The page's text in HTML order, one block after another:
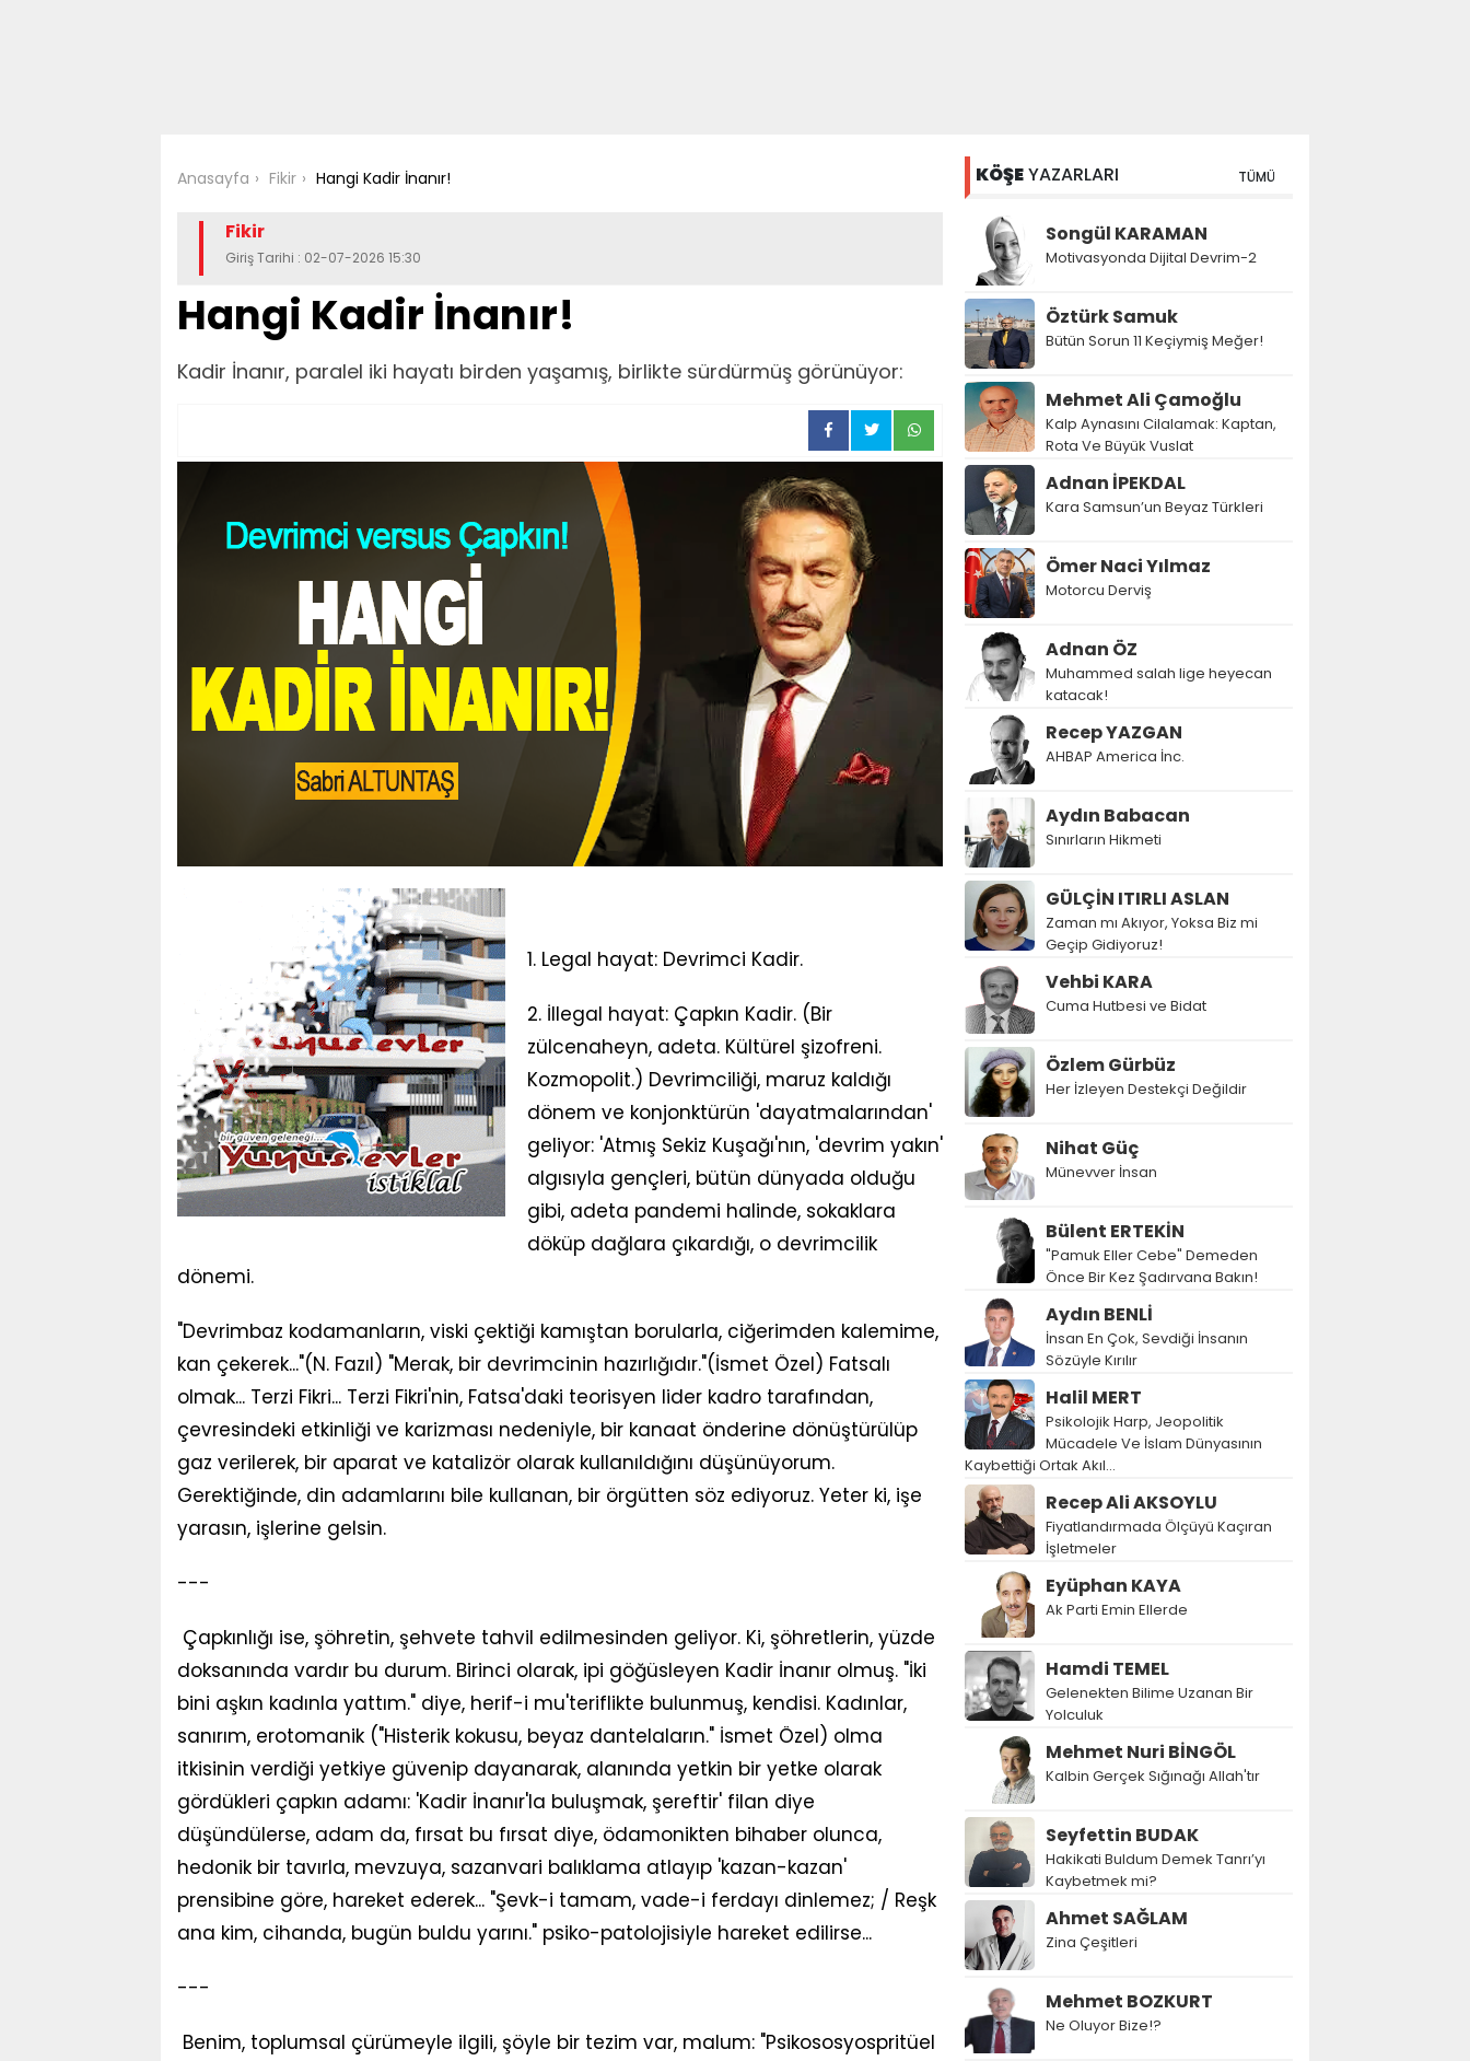
Anasayfa Fikir Hangi Kadir İnanır!
Fikir
Giriş Tarihi : 02-07-2026 15:30
Hangi Kadir İnanır!
Kadir İnanır, paralel iki hayatı birden yaşamış, birlikte sürdürmüş görünüyor:
1. Legal hayat: Devrimci Kadir.
2. İllegal hayat: Çapkın Kadir. (Bir
zülcenaheyn, adeta. Kültürel şizofreni.
Kozmopolit.) Devrimciliği, maruz kaldığı
dönem ve konjonktürün 'dayatmalarından'
geliyor: 'Atmış Sekiz Kuşağı'nın, 'devrim yakın'
algısıyla gençleri, bütün dünyada olduğu
gibi, adeta pandemi halinde, sokaklara
döküp dağlara çıkardığı, o devrimcilik
dönemi.
"Devrimbaz kodamanların, viski çektiği kamıştan borularla, ciğerimden kalemime,
kan çekerek..."(N. Fazıl) "Merak, bir devrimcinin hazırlığıdır."(İsmet Özel) Fatsalı
olmak... Terzi Fikri... Terzi Fikri'nin, Fatsa'daki teorisyen lider kadro tarafından,
çevresindeki etkinliği ve karizması nedeniyle, bir kanaat önderine dönüştürülüp
gaz verilerek, bir aparat ve katalizör olarak kullanıldığını düşünüyorum.
Gerektiğinde, din adamlarını bile kullanan, bir örgütten söz ediyoruz. Yeter ki, işe
yarasın, işlerine gelsin.
---
Çapkınlığı ise, şöhretin, şehvete tahvil edilmesinden geliyor. Ki, şöhretlerin, yüzde
doksanında vardır bu durum. Birinci olarak, ipi göğüsleyen Kadir İnanır olmuş. "İki
bini aşkın kadınla yattım." diye, herif-i mu'teriflikte bulunmuş, kendisi. Kadınlar,
sanırım, erotomanik ("Histerik kokusu, beyaz dantelaların." İsmet Özel) olma
itkisinin verdiği yetkiye güvenip dayanarak, alanında yetkin bir yetke olarak
gördükleri çapkın adamı: 'Kadir İnanır'la buluşmak, şereftir' filan diye
düşündülerse, adam da, fırsat bu fırsat diye, ödamonikten bihaber olunca,
hedonik bir tavırla, mevzuya, sazanvari balıklama atlayıp 'kazan-kazan'
prensibine göre, hareket ederek... "Şevk-i tamam, vade-i ferdayı dinlemez; / Reşk
ana kim, cihanda, bugün buldu yarını." psiko-patolojisiyle hareket edilirse...
---
Benim, toplumsal çürümeyle ilgili, şöyle bir tezim var, malum: "Psikososyospritüel
KÖŞEYAZARLARI TÜMÜ
Songül KARAMAN
Motivasyonda Dijital Devrim-2
Öztürk Samuk
Bütün Sorun 11 Keçiymiş Meğer!
Mehmet Ali Çamoğlu
Kalp Aynasını Cilalamak: Kaptan,
Rota Ve Büyük Vuslat
Adnan İPEKDAL
Kara Samsun’un Beyaz Türkleri
Ömer Naci Yılmaz
Motorcu Derviş
Adnan ÖZ
Muhammed salah lige heyecan
katacak!
Recep YAZGAN
AHBAP America İnc.
Aydın Babacan
Sınırların Hikmeti
GÜLÇİN ITIRLI ASLAN
Zaman mı Akıyor, Yoksa Biz mi
Geçip Gidiyoruz!
Vehbi KARA
Cuma Hutbesi ve Bidat
Özlem Gürbüz
Her İzleyen Destekçi Değildir
Nihat Güç
Münevver İnsan
Bülent ERTEKİN
"Pamuk Eller Cebe" Demeden
Önce Bir Kez Şadırvana Bakın!
Aydın BENLİ
İnsan En Çok, Sevdiği İnsanın
Sözüyle Kırılır
Halil MERT
Psikolojik Harp, Jeopolitik
Mücadele Ve İslam Dünyasının
Kaybettiği Ortak Akıl…
Recep Ali AKSOYLU
Fiyatlandırmada Ölçüyü Kaçıran
İşletmeler
Eyüphan KAYA
Ak Parti Emin Ellerde
Hamdi TEMEL
Gelenekten Bilime Uzanan Bir
Yolculuk
Mehmet Nuri BİNGÖL
Kalbin Gerçek Sığınağı Allah'tır
Seyfettin BUDAK
Hakikati Buldum Demek Tanrı’yı
Kaybetmek mi?
Ahmet SAĞLAM
Zina Çeşitleri
Mehmet BOZKURT
Ne Oluyor Bize!?